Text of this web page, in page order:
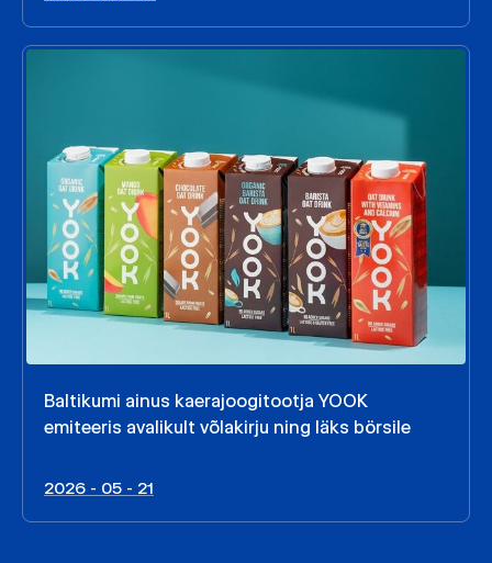
Baltikumi ainus kaerajoogitootja YOOK
emiteeris avalikult võlakirju ning läks börsile
2026 - 05 - 21